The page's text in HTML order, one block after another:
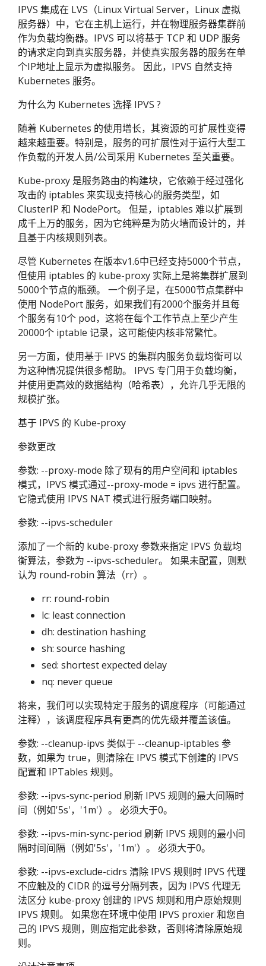
IPVS 集成在 LVS（Linux Virtual Server，Linux 虚拟
服务器）中，它在主机上运行，并在物理服务器集群前
作为负载均衡器。IPVS 可以将基于 TCP 和 UDP 服务
的请求定向到真实服务器，并使真实服务器的服务在单
个IP地址上显示为虚拟服务。 因此，IPVS 自然支持
Kubernetes 服务。
为什么为 Kubernetes 选择 IPVS ?
随着 Kubernetes 的使用增长，其资源的可扩展性变得
越来越重要。特别是，服务的可扩展性对于运行大型工
作负载的开发人员/公司采用 Kubernetes 至关重要。
Kube-proxy 是服务路由的构建块，它依赖于经过强化
攻击的 iptables 来实现支持核心的服务类型，如
ClusterIP 和 NodePort。 但是，iptables 难以扩展到
成千上万的服务，因为它纯粹是为防火墙而设计的，并
且基于内核规则列表。
尽管 Kubernetes 在版本v1.6中已经支持5000个节点，
但使用 iptables 的 kube-proxy 实际上是将集群扩展到
5000个节点的瓶颈。 一个例子是，在5000节点集群中
使用 NodePort 服务，如果我们有2000个服务并且每
个服务有10个 pod，这将在每个工作节点上至少产生
20000个 iptable 记录，这可能使内核非常繁忙。
另一方面，使用基于 IPVS 的集群内服务负载均衡可以
为这种情况提供很多帮助。 IPVS 专门用于负载均衡，
并使用更高效的数据结构（哈希表），允许几乎无限的
规模扩张。
基于 IPVS 的 Kube-proxy
参数更改
参数: --proxy-mode 除了现有的用户空间和 iptables
模式，IPVS 模式通过--proxy-mode = ipvs 进行配置。
它隐式使用 IPVS NAT 模式进行服务端口映射。
参数: --ipvs-scheduler
添加了一个新的 kube-proxy 参数来指定 IPVS 负载均
衡算法，参数为 --ipvs-scheduler。 如果未配置，则默
认为 round-robin 算法（rr）。
rr: round-robin
lc: least connection
dh: destination hashing
sh: source hashing
sed: shortest expected delay
nq: never queue
将来，我们可以实现特定于服务的调度程序（可能通过
注释），该调度程序具有更高的优先级并覆盖该值。
参数: --cleanup-ipvs 类似于 --cleanup-iptables 参
数，如果为 true，则清除在 IPVS 模式下创建的 IPVS
配置和 IPTables 规则。
参数: --ipvs-sync-period 刷新 IPVS 规则的最大间隔时
间（例如'5s'，'1m'）。 必须大于0。
参数: --ipvs-min-sync-period 刷新 IPVS 规则的最小间
隔时间间隔（例如'5s'，'1m'）。 必须大于0。
参数: --ipvs-exclude-cidrs 清除 IPVS 规则时 IPVS 代理
不应触及的 CIDR 的逗号分隔列表，因为 IPVS 代理无
法区分 kube-proxy 创建的 IPVS 规则和用户原始规则
IPVS 规则。 如果您在环境中使用 IPVS proxier 和您自
己的 IPVS 规则，则应指定此参数，否则将清除原始规
则。